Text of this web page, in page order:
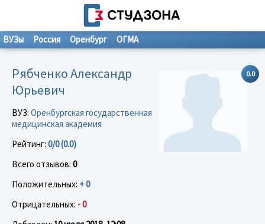
ВУЗы Россия Оренбург ОГМА
0.0
Рябченко Александр
Юрьевич
ВУЗ: Оренбургская государственная
медицинская академия
Рейтинг: 0/0 (0.0)
Всего отзывов: 0
Положительных: + 0
Отрицательных: - 0